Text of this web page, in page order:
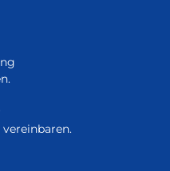
vereinbaren.